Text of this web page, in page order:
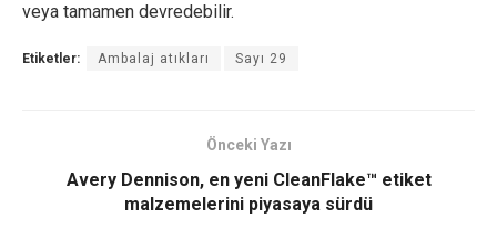
veya tamamen devredebilir.
Etiketler: Ambalaj atıkları Sayı 29
Önceki Yazı
Avery Dennison, en yeni CleanFlake™ etiket
malzemelerini piyasaya sürdü